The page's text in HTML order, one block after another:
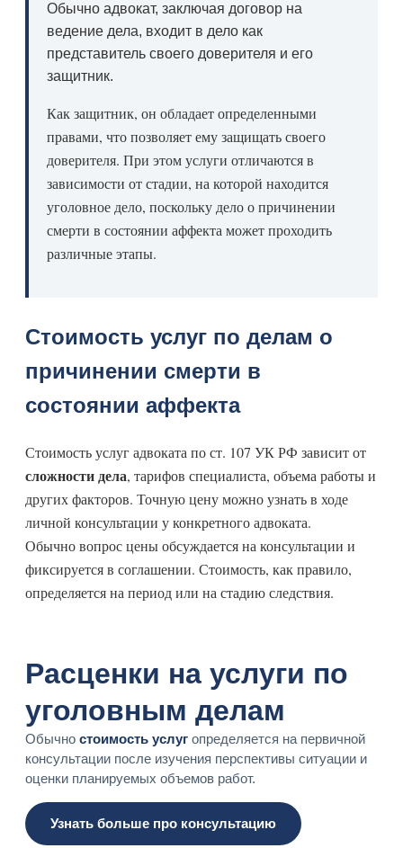
Обычно адвокат, заключая договор на
ведение дела, входит в дело как
представитель своего доверителя и его
защитник.
Как защитник, он обладает определенными
правами, что позволяет ему защищать своего
доверителя. При этом услуги отличаются в
зависимости от стадии, на которой находится
уголовное дело, поскольку дело о причинении
смерти в состоянии аффекта может проходить
различные этапы.
Стоимость услуг по делам о
причинении смерти в
состоянии аффекта
Стоимость услуг адвоката по ст. 107 УК РФ зависит от
сложности дела, тарифов специалиста, объема работы и
других факторов. Точную цену можно узнать в ходе
личной консультации у конкретного адвоката.
Обычно вопрос цены обсуждается на консультации и
фиксируется в соглашении. Стоимость, как правило,
определяется на период или на стадию следствия.
Расценки на услуги по
уголовным делам
Обычно стоимость услуг определяется на первичной
консультации после изучения перспективы ситуации и
оценки планируемых объемов работ.
Узнать больше про консультацию